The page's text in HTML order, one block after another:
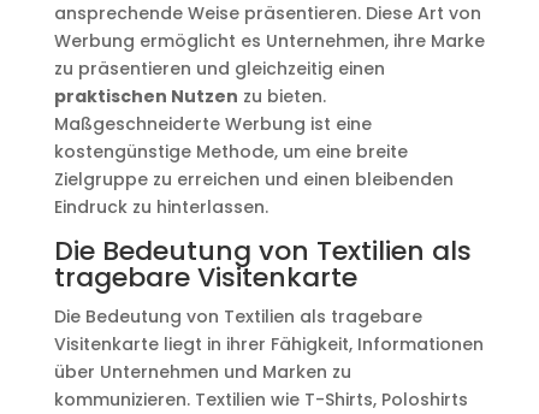
ansprechende Weise präsentieren. Diese Art von
Werbung ermöglicht es Unternehmen, ihre Marke
zu präsentieren und gleichzeitig einen
praktischen Nutzen zu bieten.
Maßgeschneiderte Werbung ist eine
kostengünstige Methode, um eine breite
Zielgruppe zu erreichen und einen bleibenden
Eindruck zu hinterlassen.
Die Bedeutung von Textilien als
tragebare Visitenkarte
Die Bedeutung von Textilien als tragebare
Visitenkarte liegt in ihrer Fähigkeit, Informationen
über Unternehmen und Marken zu
kommunizieren. Textilien wie T-Shirts, Poloshirts